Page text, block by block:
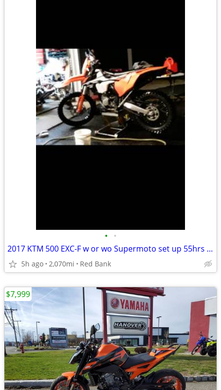
• •
2017 KTM 500 EXC-F w or wo Supermoto set up 55hrs low miles NJ Title
5h ago 2,070mi Red Bank
$7,999